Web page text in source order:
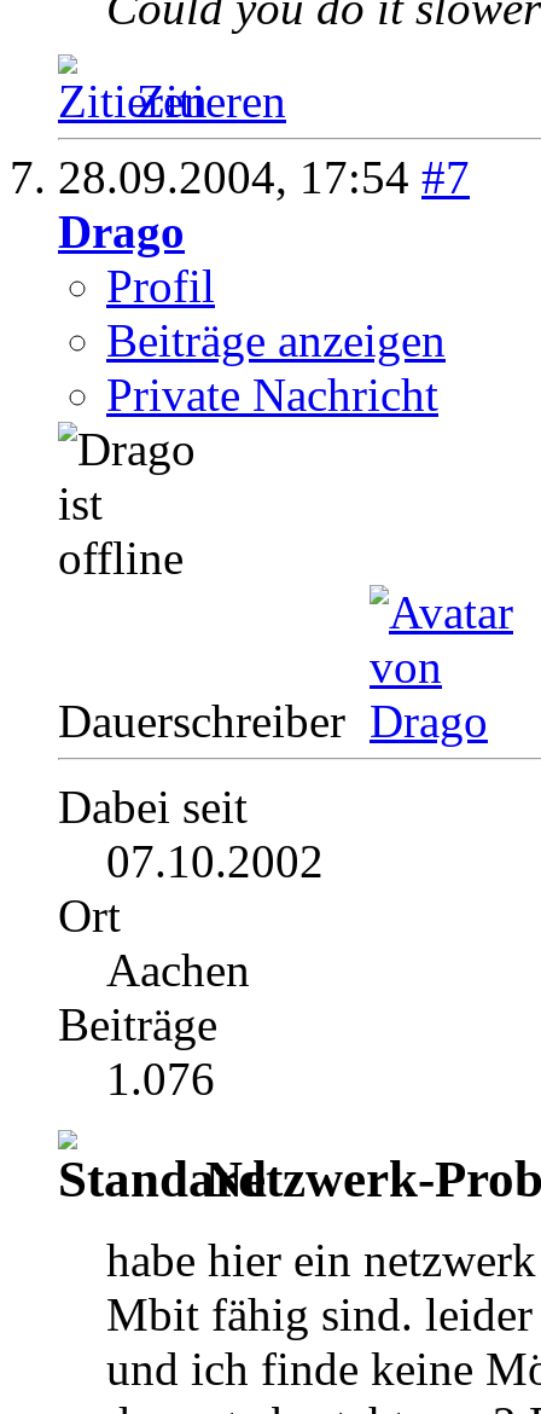
Zitieren
28.09.2004, 17:54 #7
Drago
Profil
Beiträge anzeigen
Private Nachricht
Dauerschreiber
Dabei seit
07.10.2002
Ort
Aachen
Beiträge
1.076
Netzwerk-
habe hier ein
Mbit fähig sind.
und ich finde keine